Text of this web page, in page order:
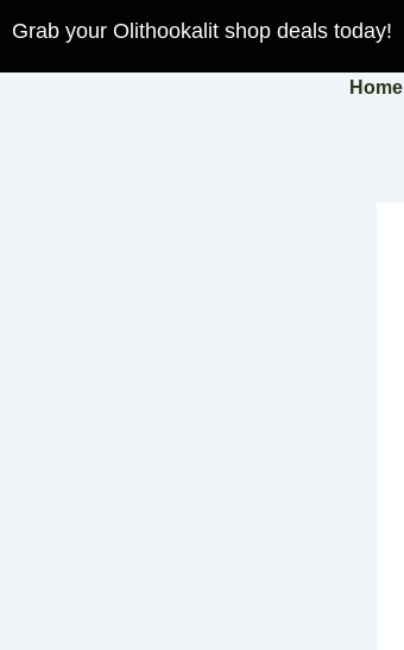
to
content
Grab your Olithookalit shop deals today!
Home